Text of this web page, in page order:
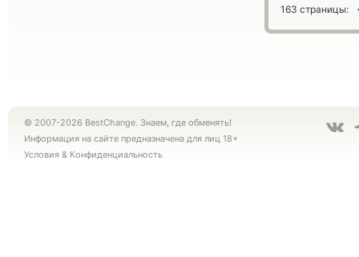
163 страницы:
© 2007-2026 BestChange. Знаем, где обменять!
Информация на сайте предназначена для лиц 18+
Условия & Конфиденциальность